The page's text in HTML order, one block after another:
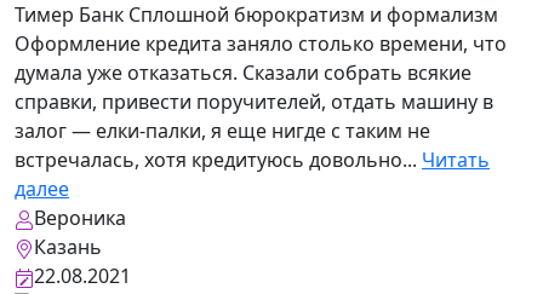
Тимер Банк Сплошной бюрократизм и формализм
Оформление кредита заняло столько времени, что
думала уже отказаться. Сказали собрать всякие
справки, привести поручителей, отдать машину в
залог — елки-палки, я еще нигде с таким не
встречалась, хотя кредитуюсь довольно... Читать
далее
Вероника
Казань
22.08.2021